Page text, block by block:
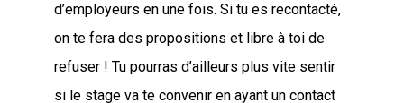
d’employeurs en une fois. Si tu es recontacté,
on te fera des propositions et libre à toi de
refuser ! Tu pourras d’ailleurs plus vite sentir
si le stage va te convenir en ayant un contact